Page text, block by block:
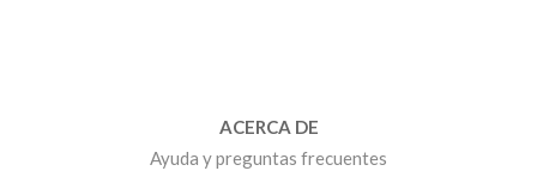
ACERCA DE
Ayuda y preguntas frecuentes